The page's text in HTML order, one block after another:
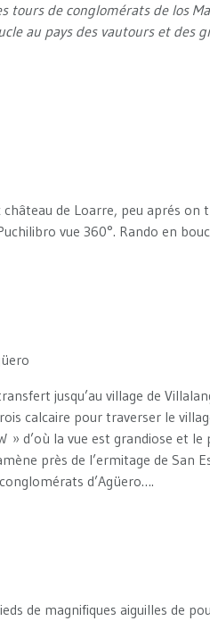
tours de conglomérats de los
au pays des vautours et des
de Loarre, peu aprés on
vue 360°. Rando en
jusqu’au village de
calcaire pour traverser le
» d’où la vue est grandiose et le
près de l’ermitage de San
d’Agüero….
de magnifiques aiguilles de